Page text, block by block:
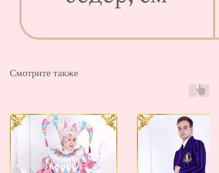
Смотрите также
Мы в соц.сетях:
Система скидок О
Создание сайта: grg.web